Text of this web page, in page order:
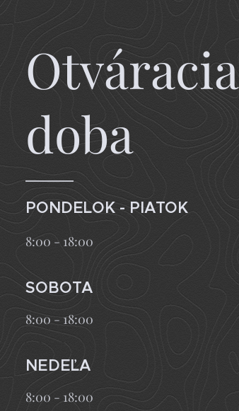
Otváracia
doba
PONDELOK - PIATOK
8:00 - 18:00
SOBOTA
8:00 - 18:00
NEDEĽA
8:00 - 18:00